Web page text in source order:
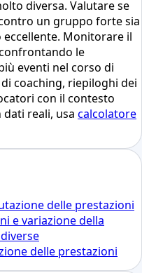
diversa. Valutare se
un gruppo forte sia
Monitorare il
le
eventi nel corso di
coaching, riepiloghi dei
con il contesto
dati reali, usa calcolatore
delle prestazioni
e variazione della
delle prestazioni